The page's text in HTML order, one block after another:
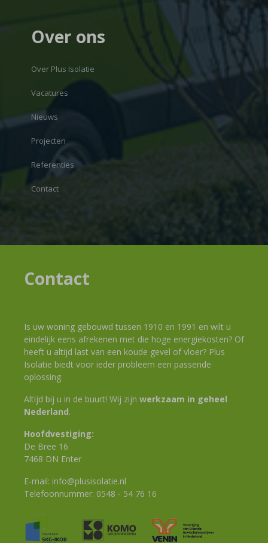
Over ons
Over Plus Isolatie
Vacatures
Nieuws
Projecten
Referenties
Contact
Contact
Is uw woning gebouwd tussen 1910 en 1991 en wilt u
eindelijk eens afrekenen met die hoge energiekosten? Of
heeft u altijd last van een koude gevel of vloer? Plus
Isolatie biedt voor ieder probleem een passende
oplossing.
Altijd bij u in de buurt! Wij zijn werkzaam in geheel
Nederland.
Hoofdvestiging:
De Bree 16
7468 DN Enter
E-mail: info@plusisolatie.nl
Telefoonnummer: 0548 - 54 76 16